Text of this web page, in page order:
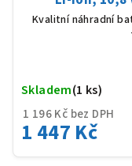
Kvalitní náhradní
1 196 Kč bez DPH
1 447 Kč
Skladem(1 ks)